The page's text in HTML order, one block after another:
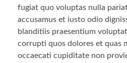
fugiat quo voluptas nulla
accusamus et iusto odio
blanditiis praesentium
corrupti quos dolores et quas
occaecati cupiditate non